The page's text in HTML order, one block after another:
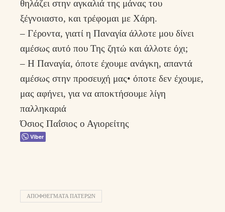
θηλάζει στην αγκαλιά της μάνας του
ξέγνοιαστο, και τρέφομαι με Χάρη.
– Γέροντα, γιατί η Παναγία άλλοτε μου δίνει
αμέσως αυτό που Της ζητώ και άλλοτε όχι;
– Η Παναγία, όποτε έχουμε ανάγκη, απαντά
αμέσως στην προσευχή μας• όποτε δεν έχουμε,
μας αφήνει, για να αποκτήσουμε λίγη
παλληκαριά
Όσιος Παΐσιος ο Αγιορείτης
Viber
ΑΠΟΦΘΈΓΜΑΤΑ ΠΑΤΈΡΩΝ